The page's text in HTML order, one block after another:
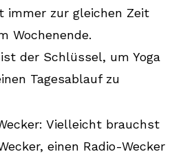
immer zur gleichen Zeit
Wochenende.
der Schlüssel, um Yoga
Tagesablauf zu
Vielleicht brauchst
einen Radio-Wecker